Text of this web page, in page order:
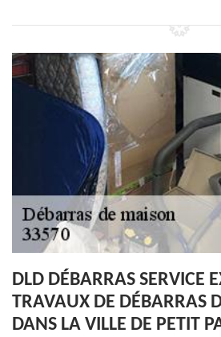
DLD DÉBARRAS SERVICE
TRAVAUX DE DÉBARRAS
DANS LA VILLE DE PETIT